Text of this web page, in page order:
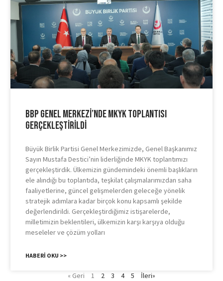
BBP Genel Merkezi’nde MKYK Toplantısı
Gerçekleştirildi
Büyük Birlik Partisi Genel Merkezimizde, Genel Başkanımız
Sayın Mustafa Destici’nin liderliğinde MKYK toplantımızı
gerçekleştirdik. Ülkemizin gündemindeki önemli başlıkların
ele alındığı bu toplantıda, teşkilat çalışmalarımızdan saha
faaliyetlerine, güncel gelişmelerden geleceğe yönelik
stratejik adımlara kadar birçok konu kapsamlı şekilde
değerlendirildi. Gerçekleştirdiğimiz istişarelerde,
milletimizin beklentileri, ülkemizin karşı karşıya olduğu
meseleler ve çözüm yolları
HABERI OKU >>
« Geri 1 2 3 4 5 İleri»